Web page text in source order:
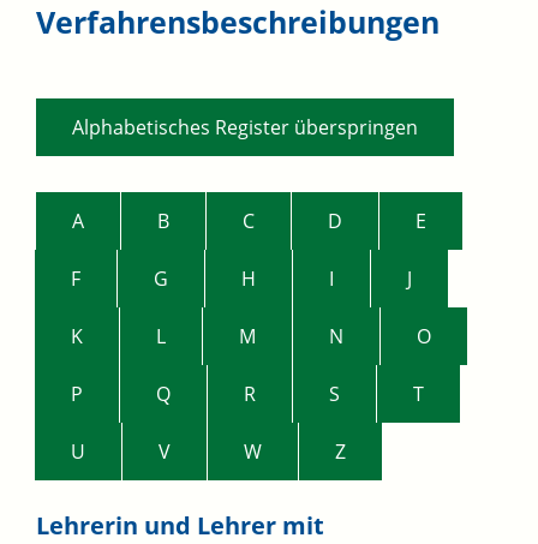
Verfahrensbeschreibungen
Alphabetisches Register überspringen
A B C D E
F G H I J
K L M N O
P Q R S T
U V W Z
Lehrerin und Lehrer mit